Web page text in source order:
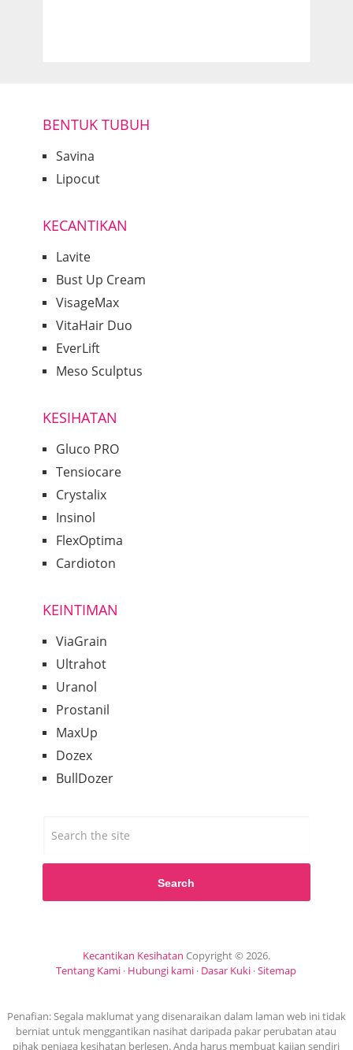
BENTUK TUBUH
Savina
Lipocut
KECANTIKAN
Lavite
Bust Up Cream
VisageMax
VitaHair Duo
EverLift
Meso Sculptus
KESIHATAN
Gluco PRO
Tensiocare
Crystalix
Insinol
FlexOptima
Cardioton
KEINTIMAN
ViaGrain
Ultrahot
Uranol
Prostanil
MaxUp
Dozex
BullDozer
Search
Kecantikan Kesihatan Copyright © 2026.
Tentang Kami · Hubungi kami · Dasar Kuki ·Sitemap
Penafian: Segala maklumat yang disenaraikan dalam laman web ini tidak
berniat untuk menggantikan nasihat daripada pakar perubatan atau
pihak penjaga kesihatan berlesen. Anda harus membuat kajian sendiri